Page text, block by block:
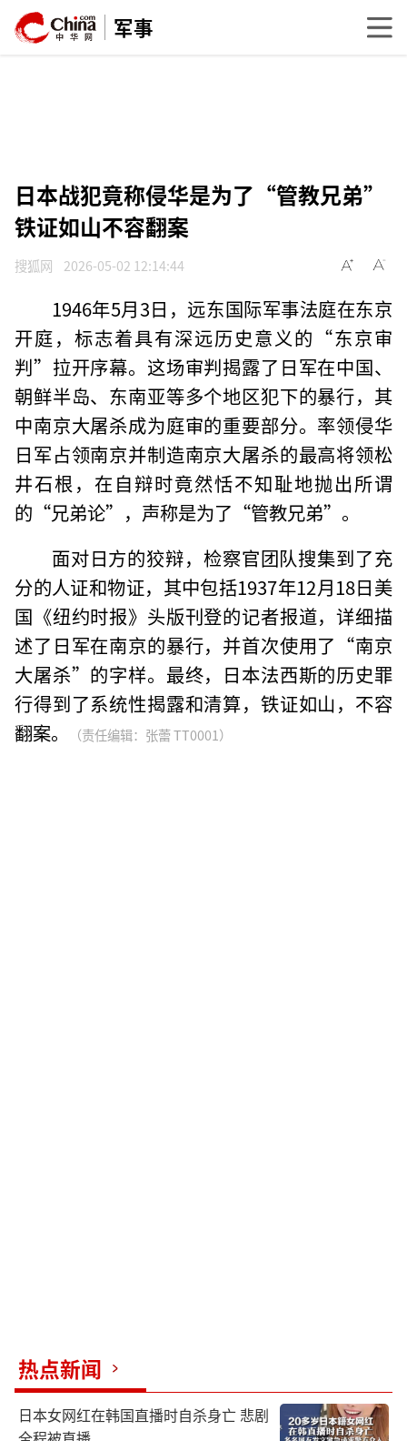
军事
日本战犯竟称侵华是为了“管教兄弟”
铁证如山不容翻案
搜狐网 2026-05-02 12:14:44
1946年5月3日，远东国际军事法庭在东京
开庭，标志着具有深远历史意义的“东京审
判”拉开序幕。这场审判揭露了日军在中国、
朝鲜半岛、东南亚等多个地区犯下的暴行，其
中南京大屠杀成为庭审的重要部分。率领侵华
日军占领南京并制造南京大屠杀的最高将领松
井石根，在自辩时竟然恬不知耻地抛出所谓
的“兄弟论”，声称是为了“管教兄弟”。
面对日方的狡辩，检察官团队搜集到了充
分的人证和物证，其中包括1937年12月18日美
国《纽约时报》头版刊登的记者报道，详细描
述了日军在南京的暴行，并首次使用了“南京
大屠杀”的字样。最终，日本法西斯的历史罪
行得到了系统性揭露和清算，铁证如山，不容
翻案。
（责任编辑：张蕾 TT0001）
热点新闻
日本女网红在韩国直播时自杀身亡 悲剧